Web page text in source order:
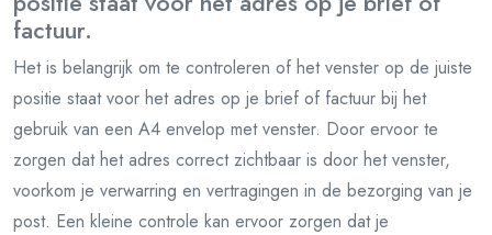
factuur.
Het is belangrijk om te controleren of het venster op de juiste
positie staat voor het adres op je brief of factuur bij het
gebruik van een A4 envelop met venster. Door ervoor te
zorgen dat het adres correct zichtbaar is door het venster,
voorkom je verwarring en vertragingen in de bezorging van je
post. Een kleine controle kan ervoor zorgen dat je